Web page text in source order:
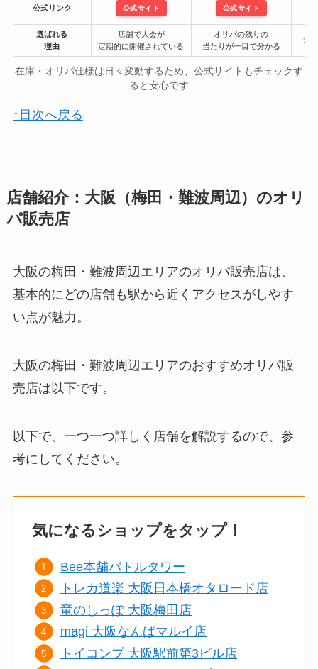
公式リンク 公式サイト 公式サイト
選ばれる
理由
店舗で大会が
定期的に開催されている
オリパの残りの
当たりが一目で分かる
カ
在庫・オリパ仕様は日々変動するため、公式サイトもチェックす
ると安心です
↑目次へ戻る
店舗紹介：大阪（梅田・難波周辺）のオリ
パ販売店
大阪の梅田・難波周辺エリアのオリパ販売店は、
基本的にどの店舗も駅から近くアクセスがしやす
い点が魅力。
大阪の梅田・難波周辺エリアのおすすめオリパ販
売店は以下です。
以下で、一つ一つ詳しく店舗を解説するので、参
考にしてください。
気になるショップをタップ！
Bee本舗バトルタワー
トレカ道楽 大阪日本橋オタロード店
竜のしっぽ 大阪梅田店
magi 大阪なんばマルイ店
トイコンプ 大阪駅前第3ビル店